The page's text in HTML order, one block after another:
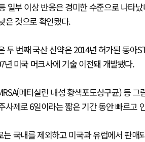
일부 이상 반응은 경미한 수준으로 나타
은 것으로 확인됐다.
두 번째 국산 신약은 2014년 허가된 동아
년 미국 머크사에 기술 이전돼 개발됐다.
메티실린 내성 황색포도상구균) 등
사제로 6일이라는 짧은 기간 동안 빠르고
는 국내를 제외하고 미국과 유럽에서 판